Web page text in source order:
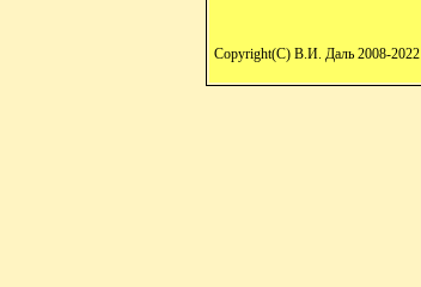
Copyright(C) В.И. Даль 2008-2022